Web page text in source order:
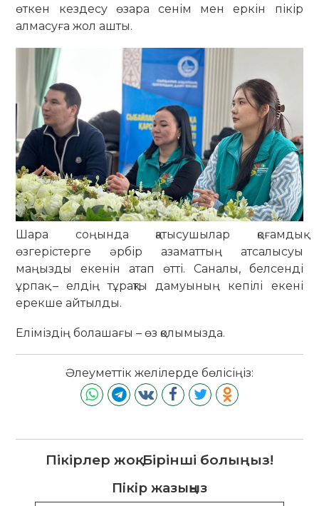
өткен кездесу өзара сенім мен еркін пікір
алмасуға жол ашты.
Шара соңында қатысушылар қоғамдық
өзгерістерге әрбір азаматтың атсалысуы
маңызды екенін атап өтті. Саналы, белсенді
ұрпақ – елдің тұрақты дамуының кепілі екені
ерекше айтылды.
Еліміздің болашағы – өз қолымызда.
Әлеуметтік желілерде бөлісіңіз:
Пікірлер жоқ. Бірінші болыңыз!
Пікір жазыңыз